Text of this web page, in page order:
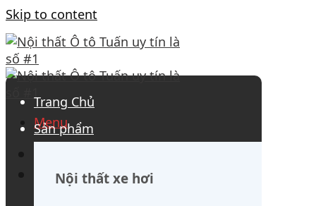
Skip to content
Menu
Search for:
Trang Chủ
Sản phẩm
Nội thất xe hơi